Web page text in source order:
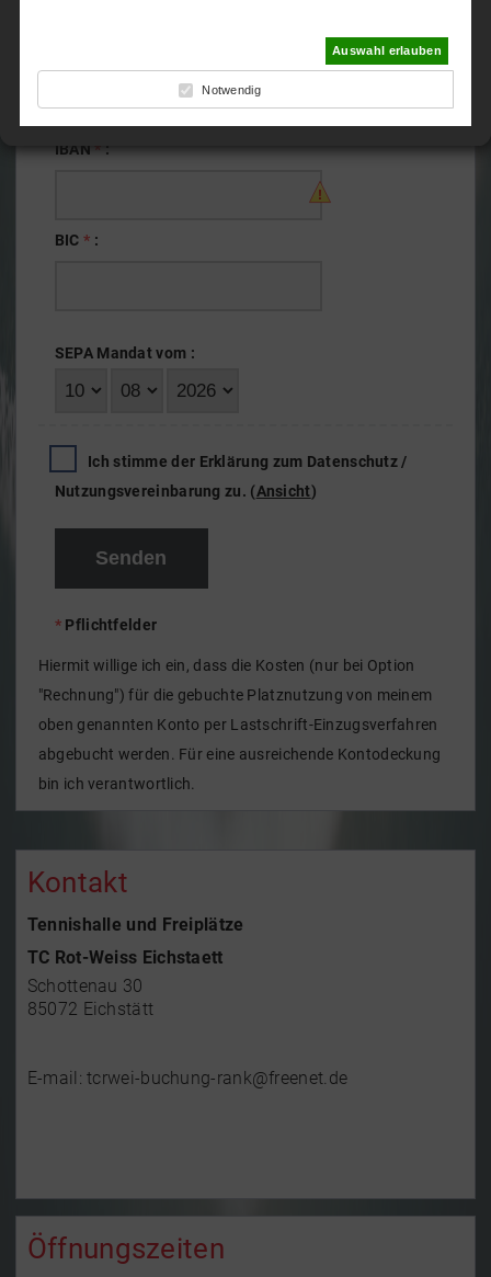
SEPA-DATENBitte geben sie ihre IBAN und BIC in
Großbuchstaben und Ziffern ein.
IBAN* :
BIC * :
SEPA Mandat vom :
Ich stimme der Erklärung zum Datenschutz /
Nutzungsvereinbarung zu. (Ansicht)
* Pflichtfelder
Hiermit willige ich ein, dass die Kosten (nur bei Option
"Rechnung") für die gebuchte Platznutzung von meinem
oben genannten Konto per Lastschrift-Einzugsverfahren
abgebucht werden. Für eine ausreichende Kontodeckung
bin ich verantwortlich.
Kontakt
Tennishalle und Freiplätze
TC Rot-Weiss Eichstaett
Schottenau 30
85072 Eichstätt
E-mail: tcrwei-buchung-rank@freenet.de
Öffnungszeiten
Auswahl erlauben
Notwendig